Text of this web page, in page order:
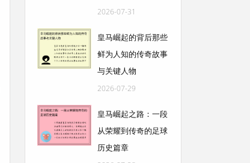
2026-07-31
皇马崛起的背后那些
鲜为人知的传奇故事
与关键人物
2026-07-29
皇马崛起之路：一段
从荣耀到传奇的足球
历史篇章